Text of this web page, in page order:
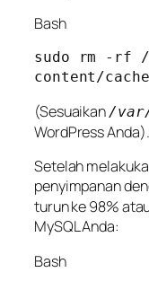
Bash
sudo rm -rf /
(Sesuaikan/var/
WordPress Anda).
Setelah
penyimpanan
turun ke 98%
MySQL Anda:
Bash